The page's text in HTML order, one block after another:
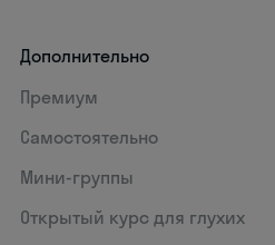
Дополнительно
Премиум
Самостоятельно
Мини-группы
Открытый курс для глухих